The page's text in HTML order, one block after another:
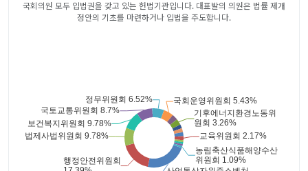
국회의원 모두 입법권을 갖고 있는 헌법기관입니다. 대표발의 의원은 법률 제개
정안의 기초를 마련하거나 입법을 주도합니다.